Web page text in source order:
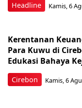
Headline Kamis, 6
Cirebon
Kerentanan
Para Kuwu di
Edukasi Bahaya
Kamis, 6